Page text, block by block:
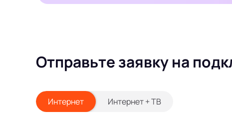
Отправьте заявку на
Интернет Интернет + ТВ